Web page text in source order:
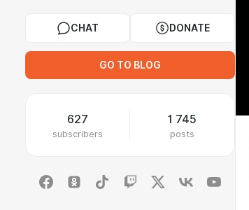
CHAT DONATE
GO TO BLOG
627
subscribers
1 745
posts